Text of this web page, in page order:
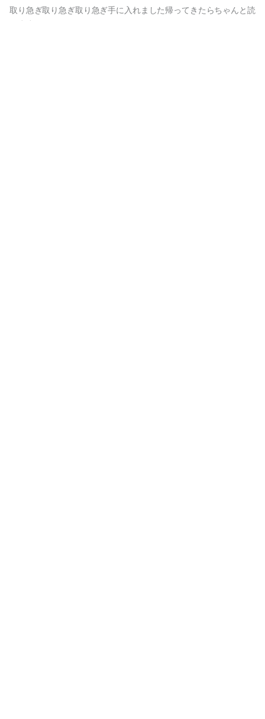
取り急ぎ取り急ぎ取り急ぎ手に入れました帰ってきたらちゃんと読
みます